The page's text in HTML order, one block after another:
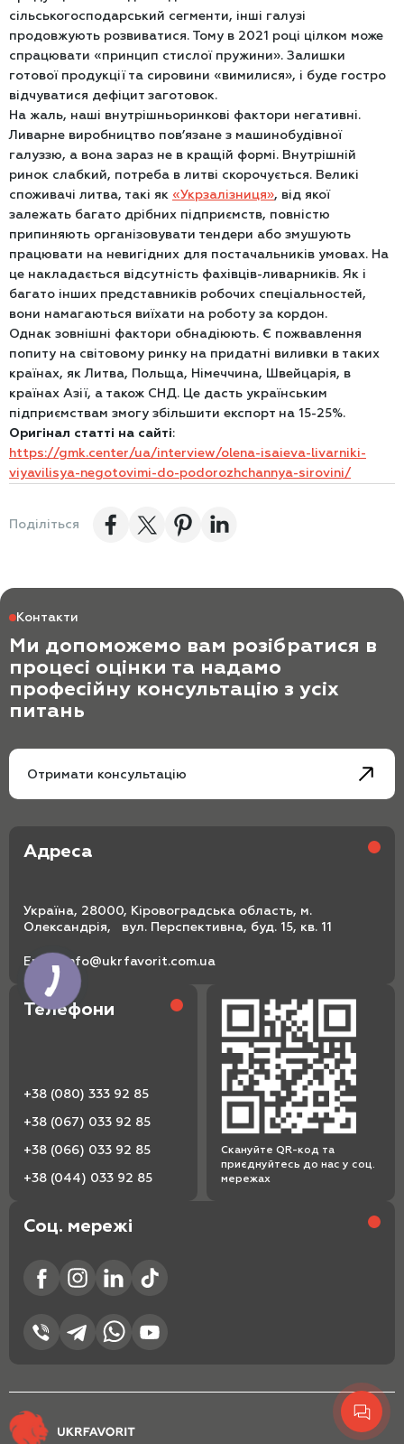
сільськогосподарський сегменти, інші галузі
продовжують розвиватися. Тому в 2021 році цілком може
спрацювати «принцип стислої пружини». Залишки
готової продукції та сировини «вимилися», і буде гостро
відчуватися дефіцит заготовок.
На жаль, наші внутрішньоринкові фактори негативні.
Ливарне виробництво пов’язане з машинобудівної
галуззю, а вона зараз не в кращій формі. Внутрішній
ринок слабкий, потреба в литві скорочується. Великі
споживачі литва, такі як «Укрзалізниця», від якої
залежать багато дрібних підприємств, повністю
припиняють організовувати тендери або змушують
працювати на невигідних для постачальників умовах. На
це накладається відсутність фахівців-ливарників. Як і
багато інших представників робочих спеціальностей,
вони намагаються виїхати на роботу за кордон.
Однак зовнішні фактори обнадіюють. Є пожвавлення
попиту на світовому ринку на придатні виливки в таких
країнах, як Литва, Польща, Німеччина, Швейцарія, в
країнах Азії, а також СНД. Це дасть українським
підприємствам змогу збільшити експорт на 15-25%.
Оригінал статті на сайті:
https://gmk.center/ua/interview/olena-isaieva-livarniki-
viyavilisya-negotovimi-do-podorozhchannya-sirovini/
Поділіться
Контакти
Ми допоможемо вам розібратися в
процесі оцінки та надамо
професійну консультацію з усіх
питань
Отримати консультацію
Адреса
Україна, 28000, Кіровоградська область, м.
Олександрія, вул. Перспективна, буд. 15, кв. 11
Email: info@ukrfavorit.com.ua
Телефони
+38 (080) 333 92 85
+38 (067) 033 92 85
+38 (066) 033 92 85
+38 (044) 033 92 85
Соц. мережі
Скануйте QR-код та
приєднуйтесь до нас у соц.
мережах